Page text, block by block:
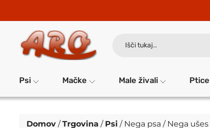
Psi Mačke Male živali Ptice
Domov /Trgovina / Psi / Nega psa / Nega ušes